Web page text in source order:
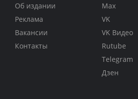
Об издании
Реклама
Вакансии
Контакты
Max
VK
VK Видео
Rutube
Telegram
Дзен